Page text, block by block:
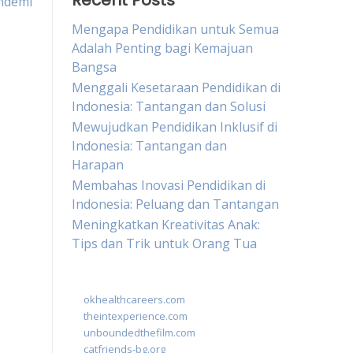
Mengapa Pendidikan untuk Semua
Adalah Penting bagi Kemajuan
Bangsa
Menggali Kesetaraan Pendidikan di
Indonesia: Tantangan dan Solusi
Mewujudkan Pendidikan Inklusif di
Indonesia: Tantangan dan
Harapan
Membahas Inovasi Pendidikan di
Indonesia: Peluang dan Tantangan
Meningkatkan Kreativitas Anak:
Tips dan Trik untuk Orang Tua
okhealthcareers.com
theintexperience.com
unboundedthefilm.com
catfriends-bg.org